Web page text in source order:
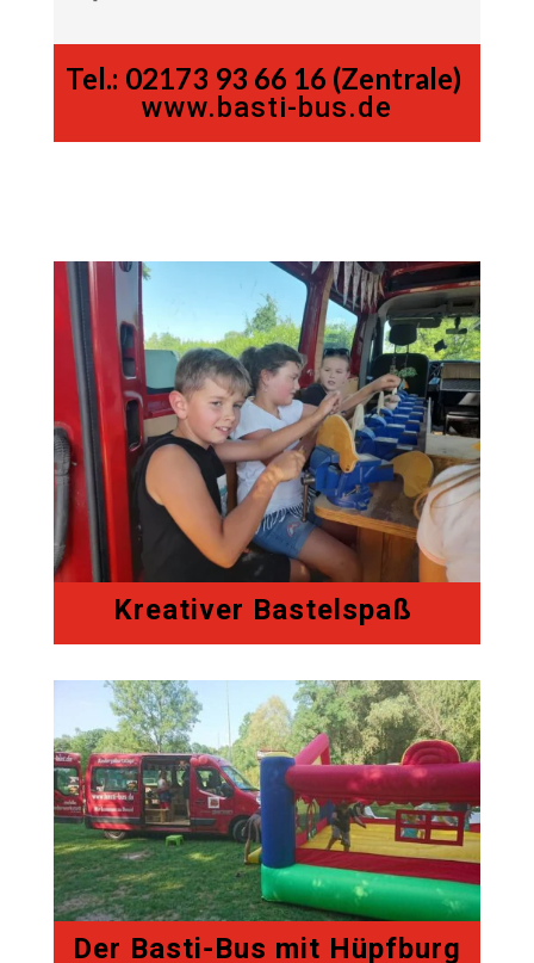
Tel.: 02173 93 66 16 (Zentrale)
www.basti-bus.de
Kreativer Bastelspaß
Der Basti-Bus mit Hüpfburg